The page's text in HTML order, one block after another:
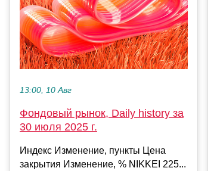
13:00, 10 Авг
Фондовый рынок, Daily history за
30 июля 2025 г.
Индекс Изменение, пункты Цена
закрытия Изменение, % NIKKEI 225...